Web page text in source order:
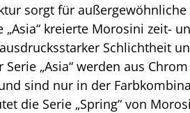
sorgt für außergewöhnliche
kreierte Morosini zeit-
Schlichtheit
„Asia“ werden aus
sind nur in der
die Serie „Spring“ von